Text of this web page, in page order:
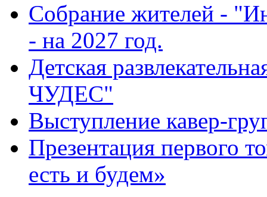
Собрание жителей -
- на 2027 год.
Детская
ЧУДЕС"
Выступление кавер-
Презентация первого
есть и будем»